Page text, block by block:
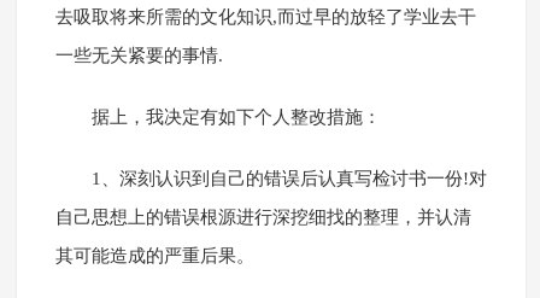
去吸取将来所需的文化知识,而过早的放轻了学业去干
一些无关紧要的事情.
据上，我决定有如下个人整改措施：
1、深刻认识到自己的错误后认真写检讨书一份!对
自己思想上的错误根源进行深挖细找的整理，并认清
其可能造成的严重后果。